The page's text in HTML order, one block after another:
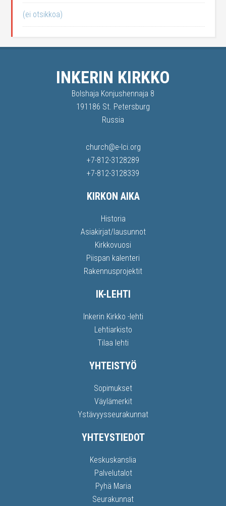
(ei otsikkoa)
INKERIN KIRKKO
Bolshaja Konjushennaja 8
191186 St. Petersburg
Russia
church@e-lci.org
+7-812-3128289
+7-812-3128339
KIRKON AIKA
Historia
Asiakirjat/lausunnot
Kirkkovuosi
Piispan kalenteri
Rakennusprojektit
IK-LEHTI
Inkerin Kirkko -lehti
Lehtiarkisto
Tilaa lehti
YHTEISTYÖ
Sopimukset
Väylämerkit
Ystävyysseurakunnat
YHTEYSTIEDOT
Keskuskanslia
Palvelutalot
Pyhä Maria
Seurakunnat